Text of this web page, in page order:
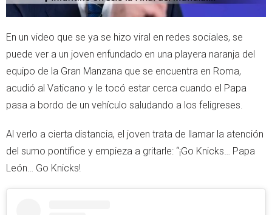
En un video que se ya se hizo viral en redes sociales, se
puede ver a un joven enfundado en una playera naranja del
equipo de la Gran Manzana que se encuentra en Roma,
acudió al Vaticano y le tocó estar cerca cuando el Papa
pasa a bordo de un vehículo saludando a los feligreses.
Al verlo a cierta distancia, el joven trata de llamar la atención
del sumo pontífice y empieza a gritarle: “¡Go Knicks… Papa
León… Go Knicks!